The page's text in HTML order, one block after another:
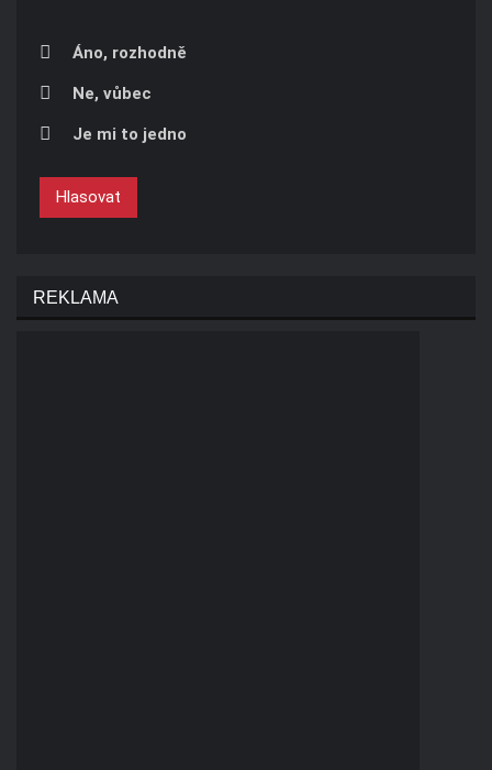
Áno, rozhodně
Ne, vůbec
Je mi to jedno
Hlasovat
REKLAMA